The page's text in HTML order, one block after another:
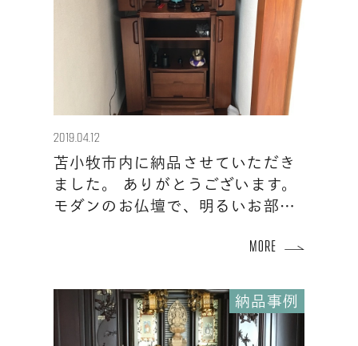
2019.04.12
苫小牧市内に納品させていただき
ました。 ありがとうございます。
モダンのお仏壇で、明るいお部…
納品事例